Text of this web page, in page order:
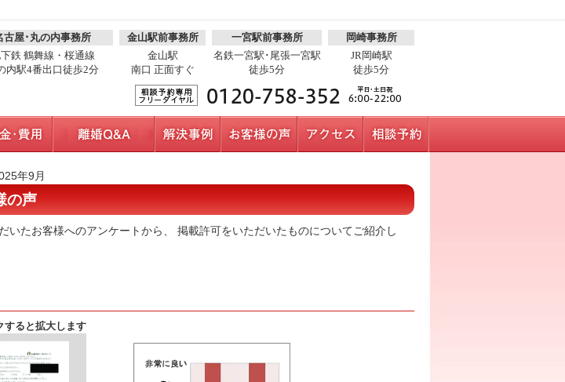
古屋･丸の内事務所
鉄 鶴舞線・桜通線
内駅4番出口徒歩2分
金山駅前事務所
金山駅
南口 正面すぐ
一宮駅前事務所
名鉄一宮駅･尾張一宮駅
徒歩5分
岡崎事務所
JR岡崎駅
徒歩5分
年9月
の声
いたお客様へのアンケートから、 掲載許可をいただいたものについてご紹介し
すると拡大します